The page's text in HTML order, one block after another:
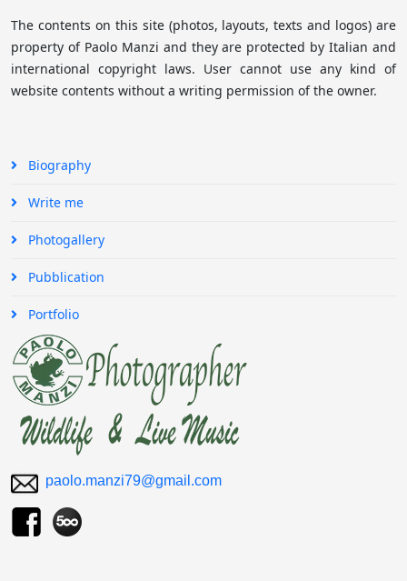
The contents on this site (photos, layouts, texts and logos) are
property of Paolo Manzi and they are protected by Italian and
international copyright laws. User cannot use any kind of
website contents without a writing permission of the owner.
Biography
Write me
Photogallery
Pubblication
Portfolio
paolo.manzi79@gmail.com